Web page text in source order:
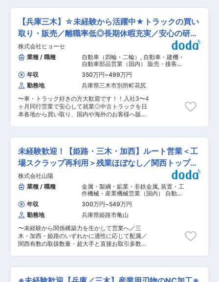
度（男性の取得実績多数あり）、介護休業制度 ■
当社の魅力 （1）物流業界に革新を生み出す高い
開発力 80年以上に渡り、物流業界において物流
システムの開発と研究を積み重ね続けて来た当社
は業界における物流システムの革新企業として世
界的に評価され、その開発力と創造力は「24時間
の無人化」「徹底された品質管理」「仕分け機に
おける店舗別出荷」等、現在ではすでに当たり前
となった物流システムを世に輩出しています。
（2）社内大学の開校とエンジニア育成への圧倒
的熱意 「すべてはお客様の視線で」クライアント
が困っている問題や課題の本質を探り、永年の蓄
積した技術力を駆使し、お客様に提案していく
いかに人財の育成が必要になるか、当社はエンジ
ニア育成において非常に力を入れており、多岐に
講師は先輩社員が行いながら若手社員へと伝えて
行くことで実践に役立てるまでを早期に行えるよ
う取り組んでおります。
は海外顧客との商談など、業務内容が幅広いため
多角的なスキルが身に着きます。 ＜具体的に
は＞ ・車両の情報確認 ・車両の写真撮影／ウェ
ブ掲載 ・中古トラックの売買における顧客対応
・中古トラックの仕入営業 ・オートオークション
への出品車両の選定や入札 ■組織構成 現在
は、仕入れと営業を兼務していりますが、計5名
（30〜50代/男性）から構成されています。当社
は離職率が低いので社歴長いベテラン社員が多
く、未経験から活躍しているメンバーもいます。
■事業について ☆買取： 国内外の需要に応え
るためにオートオークション、ディーラー様、中
古車販売会社様、ユーザー企業様から多様な車種
を積極的に買い取りしています。 ☆国内販売：
運輸業や建設業のユーザー企業様に中古車両を販
売しています。 ☆海外輸出： 主にアジア圏の顧
ちは中古トラックを日本各地から買い取り、国内
や海外のお客様へ販売する事業を行っています。
日本の乗用車やトラックは世界的に見ても品質が
高く、中古車両は常に海外国内ともに大きな需要
があります。 当社はこれまで、チャレンジ精神と
信頼を積み重ねる努力により、業界の中では一定
の規模に成長してきました。 創業約30年を節目
として、さらなる成長に向けて挑戦していきま
す。
【兵庫三木】☆未経験から活躍中★トラックの買い
取り・販売／離職率低◎長期休暇充実／安心の研修
制度
株式会社ヒョーセ
業種 / 職種
自動車（四輪・二輪） , 自動車・建機・
自動車部品営業（国内） 販売・接客・
売り場担当
年収 350万円~499万円
勤務地
兵庫県三木市別所町花尻
〜車・トラック好きの方大歓迎です！！入社3〜4
ヶ月同行営業で安心して就業◎中古トラックを日
本各地から買い取り、国内や海外のお客様へ販
りや販売に関する営業職としての業務をメインに
お任せします。 車両の買い取りや査定、中古販
売、ゆくゆくは海外顧客との商談など、業務内容
が幅広いため多角的なスキルが身に着きます。
＜具体的には＞ ・車両の情報確認 ・車両の写真
撮影／ウェブ掲載 ・中古トラックの売買における
顧客対応 ・中古トラックの仕入営業 ・オートオ
ークションへの出品車両の選定や入札 ■組織
構成 現在は、仕入れと営業を兼務していります
が、計5名（30〜50代/男性）から構成されてい
ます。当社は離職率が低いので社歴長いベテラン
社員が多く、未経験から活躍しているメンバーも
います。 ■入社後の流れ まずはトラックに慣
れていただく期間として、自社工場内でトラック
の車両確認や仕分けなどを行っていただきます。
その後、入社3〜4ヶ月は先輩社員と同行をしなが
めにオートオークション、ディーラー様、中古車
未経験歓迎！【姫路・三木・加西】ルート営業＜工
場スクラップ再利用＞残業ほぼなし／関西トップク
ラス企業
株式会社山陽
業種 / 職種
金属・製綱・鉱業・非鉄金属, 装置・工
作機械・産業機械営業（国内） 自動
車・建機・自動車部品営業（国内）
年収 300万円~549万円
勤務地
兵庫県姫路市亀山
〜未経験から関係構築力を生かして営業へ／三
木・加西・姫路のいずれかに適性に応じて配属／
関西有数の取扱数量・超大手と直接お取引多数／
売までを目的とした営業業務をご担当いただきま
す。 鉄スクラップが発生した際にスムーズに仕入